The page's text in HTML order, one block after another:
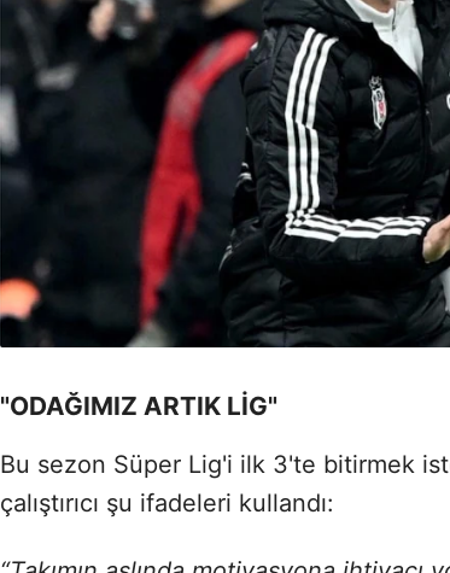
"ODAĞIMIZ ARTIK LİG"
Bu sezon Süper Lig'i ilk 3'te bitirmek
çalıştırıcı şu ifadeleri kullandı: